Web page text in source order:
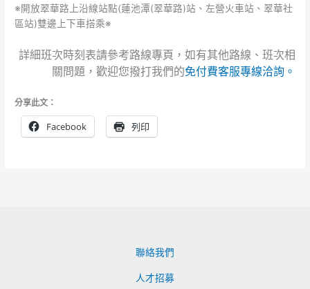
※開放翠華路上沿線站點(蓮池潭(翠華路)站、左營火車站、翠華社
區站)雙邊上下車搭乘※
詳細班次時刻表請參考路線專頁，如有其他路線、班次相
關問題，歡迎您撥打我們的免付費客服專線洽詢。
分享此文：
Facebook 列印
聯絡我們
人才招募